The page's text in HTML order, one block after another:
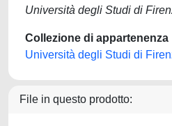
Università degli Studi di
Collezione di appartenenza
Università degli Studi di
File in questo prodotto: